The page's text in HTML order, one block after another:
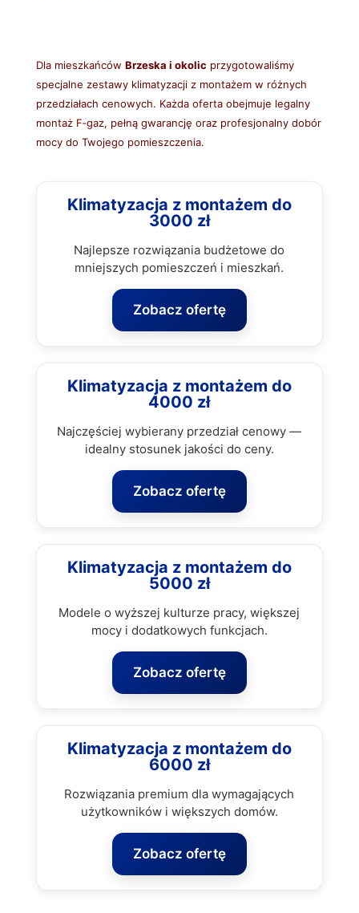
Dla mieszkańców Brzeska i okolic przygotowaliśmy
specjalne zestawy klimatyzacji z montażem w różnych
przedziałach cenowych. Każda oferta obejmuje legalny
montaż F‑gaz, pełną gwarancję oraz profesjonalny dobór
mocy do Twojego pomieszczenia.
Klimatyzacja z montażem do
3000 zł
Najlepsze rozwiązania budżetowe do
mniejszych pomieszczeń i mieszkań.
Zobacz ofertę
Klimatyzacja z montażem do
4000 zł
Najczęściej wybierany przedział cenowy —
idealny stosunek jakości do ceny.
Zobacz ofertę
Klimatyzacja z montażem do
5000 zł
Modele o wyższej kulturze pracy, większej
mocy i dodatkowych funkcjach.
Zobacz ofertę
Klimatyzacja z montażem do
6000 zł
Rozwiązania premium dla wymagających
użytkowników i większych domów.
Zobacz ofertę